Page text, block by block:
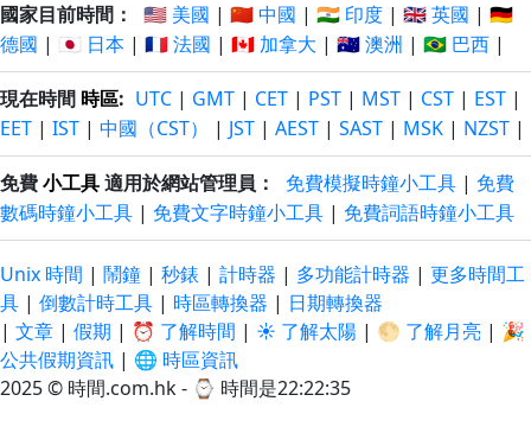
國家目前時間： 🇺🇸 美國 | 🇨🇳 中國 | 🇮🇳 印度 | 🇬🇧 英國 | 🇩🇪
德國 | 🇯🇵 日本 | 🇫🇷 法國 | 🇨🇦 加拿大 | 🇦🇺 澳洲 | 🇧🇷 巴西 |
現在時間 時區: UTC | GMT | CET | PST | MST | CST | EST |
EET | IST | 中國（CST） | JST | AEST | SAST | MSK | NZST |
免費小工具適用於網站管理員： 免費模擬時鐘小工具 | 免費
數碼時鐘小工具 | 免費文字時鐘小工具 | 免費詞語時鐘小工具
Unix 時間 | 鬧鐘 | 秒錶 | 計時器 | 多功能計時器 | 更多時間工
具 | 倒數計時工具 | 時區轉換器 | 日期轉換器
| 文章 | 假期 | ⏰ 了解時間 | ☀️ 了解太陽 | 🌕 了解月亮 | 🎉
公共假期資訊 | 🌐 時區資訊
2025 © 時間.com.hk - ⌚ 時間是22:22:36